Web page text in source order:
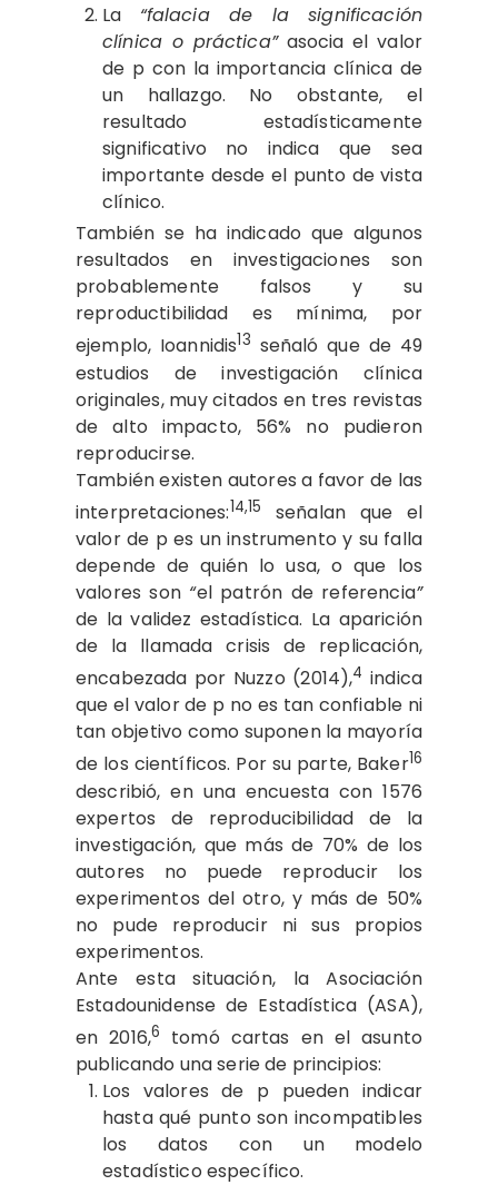
La “falacia de la significación
clínica o práctica”asocia el valor
de p con la importancia clínica de
un hallazgo. No obstante, el
resultado estadísticamente
significativo no indica que sea
importante desde el punto de vista
clínico.
También se ha indicado que algunos
resultados en investigaciones son
probablemente falsos y su
reproductibilidad es mínima, por
ejemplo, Ioannidis13 señaló que de 49
estudios de investigación clínica
originales, muy citados en tres revistas
de alto impacto, 56% no pudieron
reproducirse.
También existen autores a favor de las
interpretaciones:14,15
señalan que el
valor de p es un instrumento y su falla
depende de quién lo usa, o que los
valores son “el patrón de referencia”
de la validez estadística. La aparición
de la llamada crisis de replicación,
encabezada por Nuzzo (2014),4 indica
que el valor de p no es tan confiable ni
tan objetivo como suponen la mayoría
de los científicos. Por su parte, Baker16
describió, en una encuesta con 1576
expertos de reproducibilidad de la
investigación, que más de 70% de los
autores no puede reproducir los
experimentos del otro, y más de 50%
no pude reproducir ni sus propios
experimentos.
Ante esta situación, la Asociación
Estadounidense de Estadística (ASA),
en 2016,6
tomó cartas en el asunto
publicando una serie de principios:
Los valores de p pueden indicar
hasta qué punto son incompatibles
los datos con un modelo
estadístico específico.